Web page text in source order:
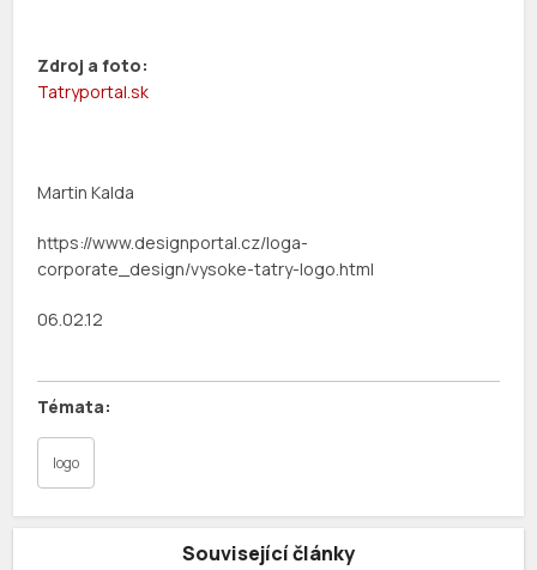
Zdroj a foto:
Tatryportal.sk
Martin Kalda
https://www.designportal.cz/loga-
corporate_design/vysoke-tatry-logo.html
06.02.12
logo
Související články